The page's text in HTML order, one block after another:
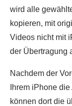
wird alle
kopieren, mit
Videos nicht mit
der Übertragung
Nachdem der
Ihrem iPhone
können dort die